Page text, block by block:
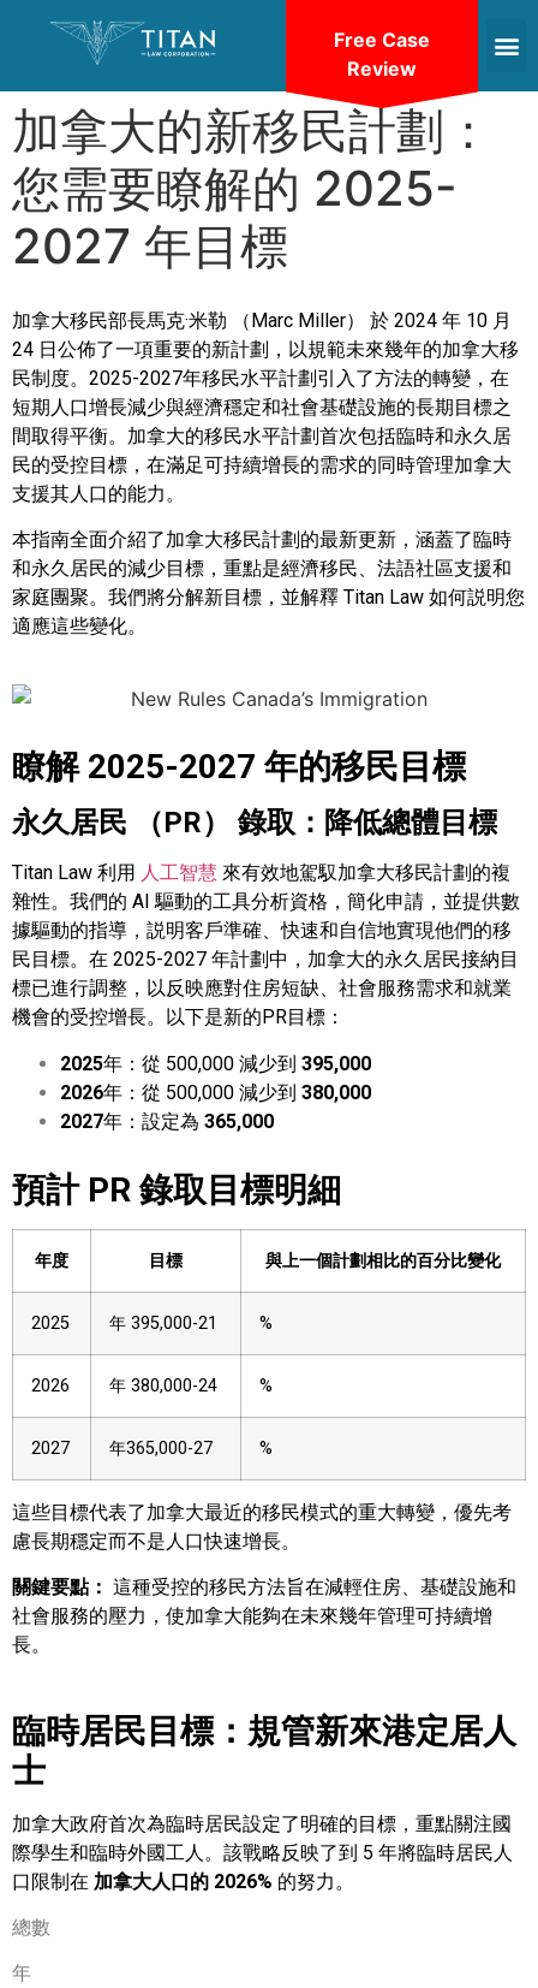
加拿大的新移民計劃：
您需要瞭解的 2025-
2027 年目標
加拿大移民部長馬克·米勒 （Marc Miller） 於 2024 年 10 月
24 日公佈了一項重要的新計劃，以規範未來幾年的加拿大移
民制度。2025-2027年移民水平計劃引入了方法的轉變，在
短期人口增長減少與經濟穩定和社會基礎設施的長期目標之
間取得平衡。加拿大的移民水平計劃首次包括臨時和永久居
民的受控目標，在滿足可持續增長的需求的同時管理加拿大
支援其人口的能力。
本指南全面介紹了加拿大移民計劃的最新更新，涵蓋了臨時
和永久居民的減少目標，重點是經濟移民、法語社區支援和
家庭團聚。我們將分解新目標，並解釋 Titan Law 如何説明您
適應這些變化。
瞭解 2025-2027 年的移民目標
永久居民 （PR） 錄取：降低總體目標
Titan Law 利用 人工智慧 來有效地駕馭加拿大移民計劃的複
雜性。我們的 AI 驅動的工具分析資格，簡化申請，並提供數
據驅動的指導，説明客戶準確、快速和自信地實現他們的移
民目標。在 2025-2027 年計劃中，加拿大的永久居民接納目
標已進行調整，以反映應對住房短缺、社會服務需求和就業
機會的受控增長。以下是新的PR目標：
2025年：從 500,000 減少到 395,000
2026年：從 500,000 減少到 380,000
2027年：設定為 365,000
預計 PR 錄取目標明細
年度 目標 與上一個計劃相比的百分比變化
2025 年 395,000-21 %
2026 年 380,000-24 %
2027 年365,000-27 %
這些目標代表了加拿大最近的移民模式的重大轉變，優先考
慮長期穩定而不是人口快速增長。
關鍵要點： 這種受控的移民方法旨在減輕住房、基礎設施和
社會服務的壓力，使加拿大能夠在未來幾年管理可持續增
長。
臨時居民目標：規管新來港定居人
士
加拿大政府首次為臨時居民設定了明確的目標，重點關注國
際學生和臨時外國工人。該戰略反映了到 5 年將臨時居民人
口限制在 加拿大人口的 2026% 的努力。
總數
年
Free Case
Review